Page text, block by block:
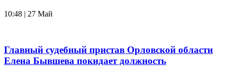
10:48 | 27 Май
Главный судебный пристав Орловской области
Елена Бывшева покидает должность